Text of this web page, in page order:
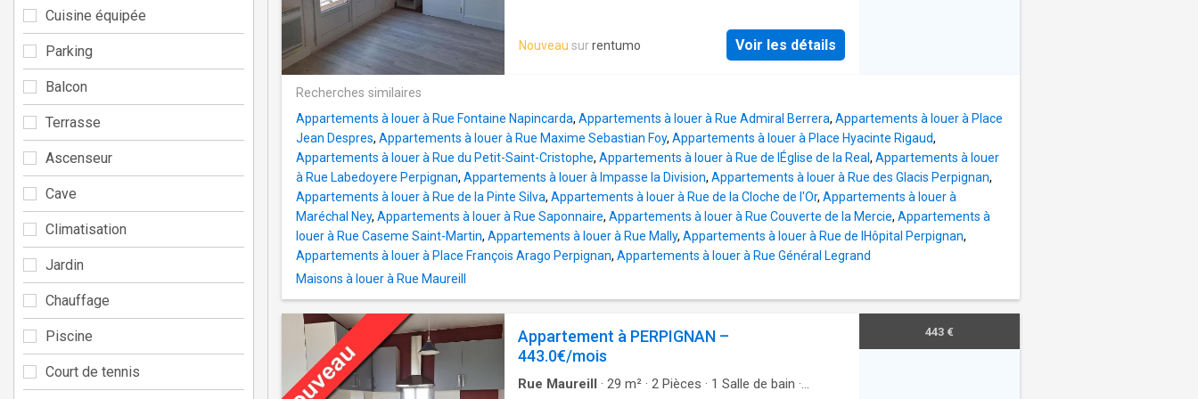
Balcons. facilités de parking – proche des
commodités, commerces, arrêts de bus, grands
par mois de provision pour charges (soumis à la
régularisation annuelle). Les honoraires charge
locataire sont de 533,00 euros ( soit 8,88 euros/m² )
dont 160,00 euros pour état des lieux ( soit 2,67
euros/m² ). Vous pouvez consulter les barèmes
d’honoraires à l’adresse suivante: DPE ANCIENNE
VERSION
Nouveau surrentumo Voir les détails
Recherches similaires
Appartements à louer à Rue Fontaine Napincarda, Appartements à louer à Rue Admiral Berrera, Appartements à louer à Place
Jean Despres, Appartements à louer à Rue Maxime Sebastian Foy, Appartements à louer à Place Hyacinte Rigaud,
Appartements à louer à Rue du Petit-Saint-Cristophe, Appartements à louer à Rue de lÉglise de la Real , Appartements à louer
à Rue Labedoyere Perpignan, Appartements à louer à Impasse la Division, Appartements à louer à Rue des Glacis Perpignan,
Appartements à louer à Rue de la Pinte Silva, Appartements à louer à Rue de la Cloche de l'Or, Appartements à louer à
Maréchal Ney, Appartements à louer à Rue Saponnaire, Appartements à louer à Rue Couverte de la Mercie, Appartements à
louer à Rue Caseme Saint-Martin, Appartements à louer à Rue Mally, Appartements à louer à Rue de lHôpital Perpignan,
Appartements à louer à Place François Arago Perpignan, Appartements à louer à Rue Général Legrand
Maisons à louer à Rue Maureill
Appartement à PERPIGNAN –
443.0€/mois
Rue Maureill · 29 m² · 2 Pièces · 1 Salle de bain ·
443 €
Cuisine équipée
Parking
Balcon
Terrasse
Ascenseur
Cave
Climatisation
Jardin
Chauffage
Piscine
Court de tennis